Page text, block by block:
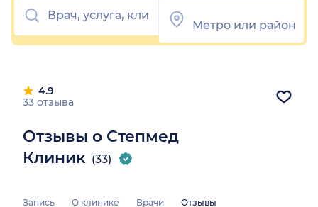
Отзывы о Степмед
Клиник (33)
4.9
33 отзыва
Запись О клинике Врачи Отзывы